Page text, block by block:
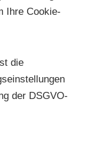
Ihre Cookie-
die
der DSGVO-